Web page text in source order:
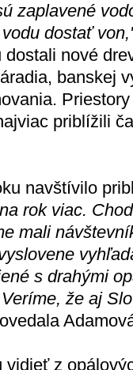
zaplavené
dostať
nové
banskej
priblížili
navštívilo
rok viac.
mali
s drahými
že aj
vidieť z